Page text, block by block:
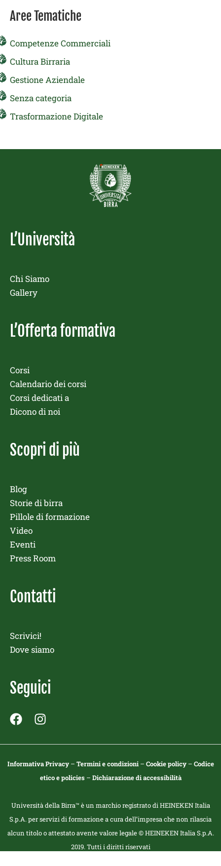
Aree Tematiche
Competenze Commerciali
Cultura Birraria
Gestione Aziendale
Senza categoria
Trasformazione Digitale
L’Università
Chi Siamo
Gallery
L’Offerta formativa
Corsi
Calendario dei corsi
Corsi dedicati a
Dicono di noi
Scopri di più
Blog
Storie di birra
Pillole di formazione
Video
Eventi
Press Room
Contatti
Scrivici!
Dove siamo
Seguici
F
c
e
b
k
I
s
a
g
a
m
Informativa Privacy– Termini e condizioni– Cookie policy– Codice
etico e policies – Dichiarazione di accessibilità
Università della Birra™ è un marchio registrato di HEINEKEN Italia
S.p.A. per servizi di formazione a cura dell’impresa che non rilascia
alcun titolo o attestato avente valore legale © HEINEKEN Italia S.p.A.
2019. Tutti i diritti riservati